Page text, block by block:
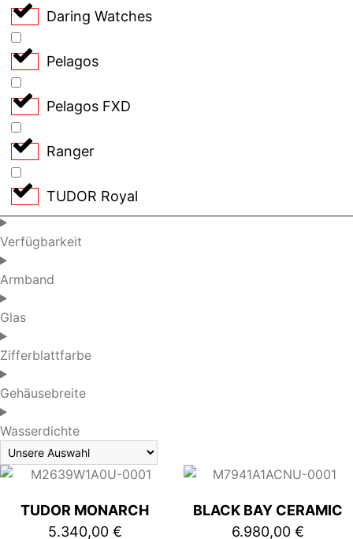
Daring Watches
Pelagos
Pelagos FXD
Ranger
TUDOR Royal
Verfügbarkeit
Armband
Glas
Zifferblattfarbe
Gehäusebreite
Wasserdichte
TUDOR MONARCH
5.340,00 €
BLACK BAY CERAMIC
6.980,00€